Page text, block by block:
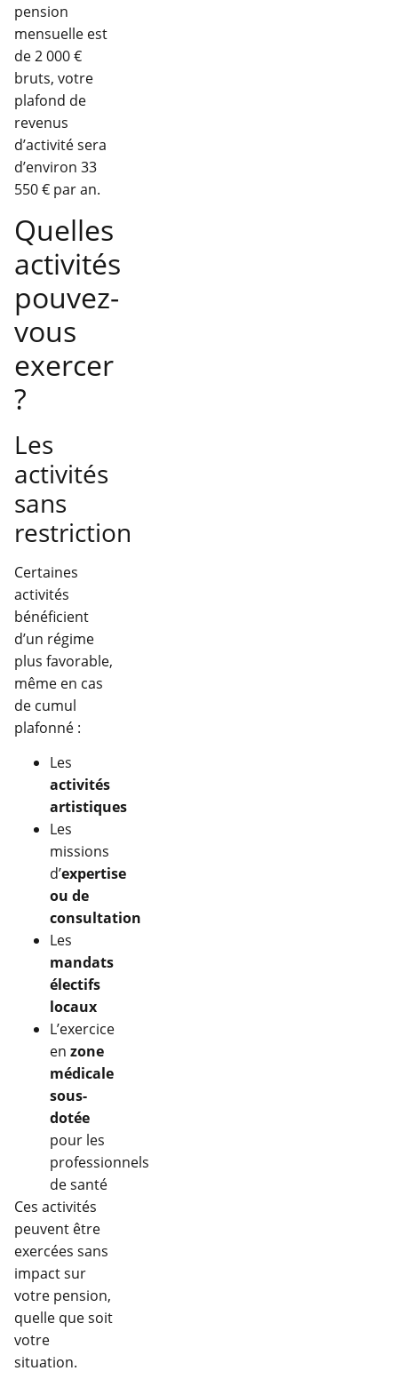
pension
mensuelle est
de 2 000 €
bruts, votre
plafond de
revenus
d’activité sera
d’environ 33
550 € par an.
Quelles
activités
pouvez-
vous
exercer
?
Les
activités
sans
restriction
Certaines
activités
bénéficient
d’un régime
plus favorable,
même en cas
de cumul
plafonné :
Les
activités
artistiques
Les
missions
d’expertise
ou de
consultation
Les
mandats
électifs
locaux
L’exercice
en zone
médicale
sous-
dotée
pour les
professionnels
de santé
Ces activités
peuvent être
exercées sans
impact sur
votre pension,
quelle que soit
votre
situation.